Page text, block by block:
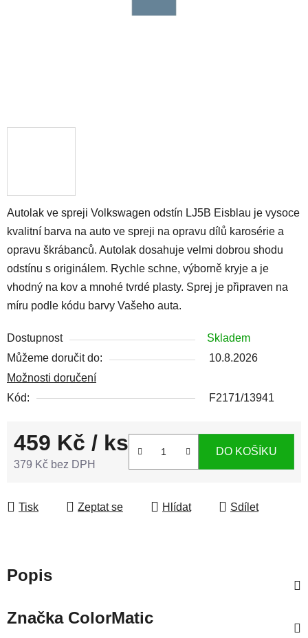
Autolak ve spreji Volkswagen odstín LJ5B Eisblau je vysoce
kvalitní barva na auto ve spreji na opravu dílů karosérie a
opravu škrábanců. Autolak dosahuje velmi dobrou shodu
odstínu s originálem. Rychle schne, výborně kryje a je
vhodný na kov a mnohé tvrdé plasty. Sprej je připraven na
míru podle kódu barvy Vašeho auta.
Dostupnost
Skladem
Můžeme doručit do:
10.8.2026
Možnosti doručení
Kód:
F2171/13941
459 Kč / ks
379 Kč bez DPH
DO KOŠÍKU
Tisk Zeptat se Hlídat Sdílet
Popis
ZnačkaColorMatic